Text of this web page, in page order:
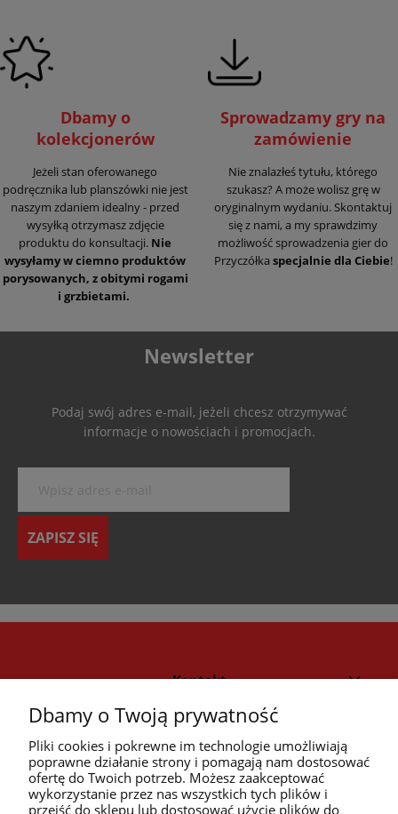
Dbamy o
kolekcjonerów
Jeżeli stan oferowanego
podręcznika lub planszówki nie jest
naszym zdaniem idealny - przed
wysyłką otrzymasz zdjęcie
produktu do konsultacji. Nie
wysyłamy w ciemno produktów
porysowanych, z obitymi rogami
i grzbietami.
Sprowadzamy gry na
zamówienie
Nie znalazłeś tytułu, którego
szukasz? A może wolisz grę w
oryginalnym wydaniu. Skontaktuj
się z nami, a my sprawdzimy
możliwość sprowadzenia gier do
Przyczółka specjalnie dla Ciebie!
Newsletter
Podaj swój adres e-mail, jeżeli chcesz otrzymywać
informacje o nowościach i promocjach.
ZAPISZ SIĘ
Strefa klienta
Przyczółek
Kontakt
Dbamy o Twoją prywatność
Pliki cookies i pokrewne im technologie umożliwiają
poprawne działanie strony i pomagają nam dostosować
ofertę do Twoich potrzeb. Możesz zaakceptować
wykorzystanie przez nas wszystkich tych plików i
przejść do sklepu lub dostosować użycie plików do